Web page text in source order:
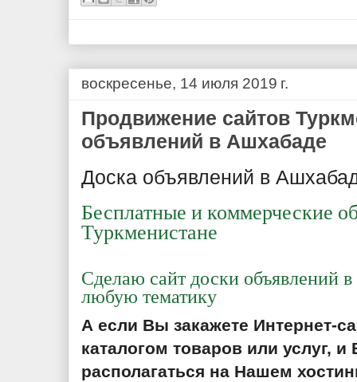
воскресенье, 14 июля 2019 г.
Продвижение сайтов
объявлений в Ашхабаде
Доска объявлений в
Бесплатные и коммерческие
Туркменистане
Сделаю сайт доски объявлений
любую тематику
А если Вы закажете Интернет-
каталогом товаров или услуг, и
располагаться на Нашем